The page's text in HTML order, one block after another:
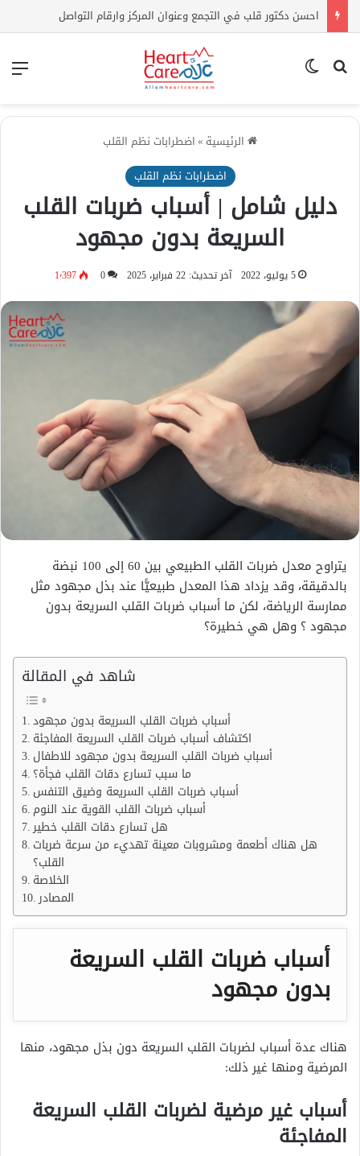
بحث عن
الرئيسية »اضطرابات نظم القلب
اضطرابات نظم القلب
دليل شامل | أسباب ضربات القلب
السريعة بدون مجهود
5 يوليو، 2022 آخر تحديث: 22 فبراير، 2025 0 1٬397
يتراوح معدل ضربات القلب الطبيعي بين 60 إلى 100 نبضة
بالدقيقة، وقد يزداد هذا المعدل طبيعيًّا عند بذل مجهود مثل
ممارسة الرياضة، لكن ما أسباب ضربات القلب السريعة بدون
مجهود؟ وهل هي خطيرة؟
شاهد في المقالة
أسباب ضربات القلب السريعة بدون مجهود
اكتشاف أسباب ضربات القلب السريعة المفاجئة
أسباب ضربات القلب السريعة بدون مجهود للاطفال
ما سبب تسارع دقات القلب فجأة؟
أسباب ضربات القلب السريعة وضيق التنفس
أسباب ضربات القلب القوية عند النوم
هل تسارع دقات القلب خطير
هل هناك أطعمة ومشروبات معينة تهديء من سرعة ضربات
القلب؟
الخلاصة
المصادر
أسباب ضربات القلب السريعة
بدون مجهود
هناك عدة أسباب لضربات القلب السريعة دون بذل مجهود، منها
المرضية ومنها غير ذلك:
أسباب غير مرضية لضربات القلب السريعة
المفاجئة